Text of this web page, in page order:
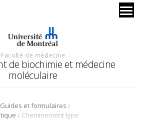
Faculté de médecine
de biochimie et médecine
moléculaire
Guides et formulaires /
/ Cheminement type